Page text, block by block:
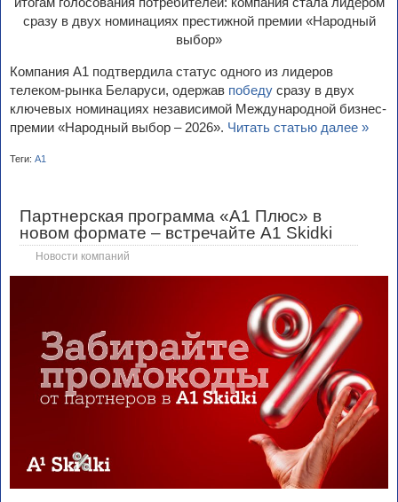
Компания А1 подтвердила статус одного из лидеров
телеком-рынка Беларуси, одержав победу сразу в двух
ключевых номинациях независимой Международной бизнес-
премии «Народный выбор – 2026». Читать статью далее »
Теги: А1
Партнерская программа «А1 Плюс» в
новом формате – встречайте A1 Skidki
Новости компаний